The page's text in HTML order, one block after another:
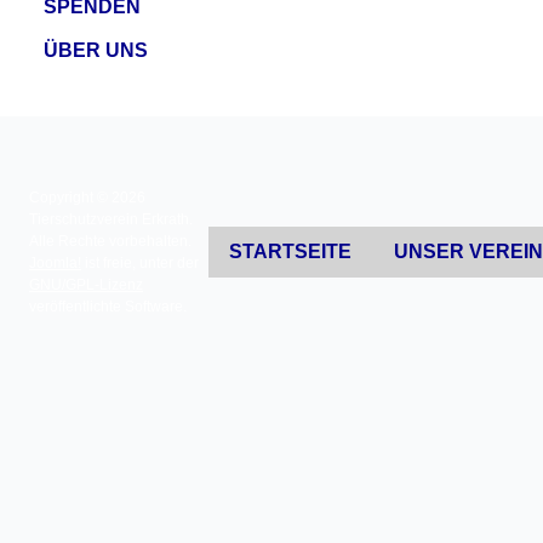
SPENDEN
ÜBER UNS
STARTSEITE UNSER VEREIN